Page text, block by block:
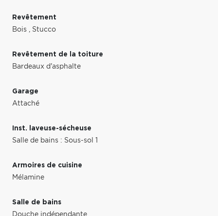
Revêtement
Bois , Stucco
Revêtement de la toiture
Bardeaux d'asphalte
Garage
Attaché
Inst. laveuse-sécheuse
Salle de bains : Sous-sol 1
Armoires de cuisine
Mélamine
Salle de bains
Douche indépendante